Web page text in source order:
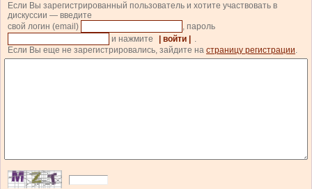
Если Вы зарегистрированный пользователь и хотите участвовать в
дискуссии — введите
свой логин (email)
, пароль
и нажмите
| войти |
.
Если Вы еще не зарегистрировались, зайдите на страницу регистрации.